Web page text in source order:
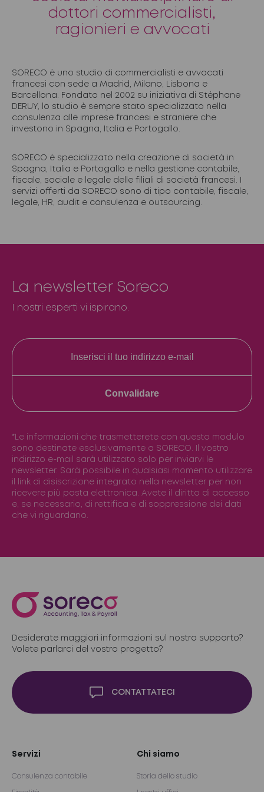
dottori commercialisti,
ragionieri e avvocati
SORECO è uno studio di commercialisti e avvocati
francesi con sede a Madrid, Milano, Lisbona e
Barcellona. Fondato nel 2002 su iniziativa di Stéphane
DERUY, lo studio è sempre stato specializzato nella
consulenza alle imprese francesi e straniere che
investono in Spagna, Italia e Portogallo.
SORECO è specializzato nella creazione di società in
Spagna, Italia e Portogallo e nella gestione contabile,
fiscale, sociale e legale delle filiali di società francesi. I
servizi offerti da SORECO sono di tipo contabile, fiscale,
legale, HR, audit e consulenza e outsourcing.
La newsletter Soreco
I nostri esperti vi ispirano.
Convalidare
*Le informazioni che trasmetterete con questo modulo
sono destinate esclusivamente a SORECO. Il vostro
indirizzo e-mail sarà utilizzato solo per inviarvi le
newsletter. Sarà possibile in qualsiasi momento utilizzare
il link di disiscrizione integrato nella newsletter per non
ricevere più posta elettronica. Avete il diritto di accesso
e, se necessario, di rettifica e di soppressione dei dati
che vi riguardano.
Desiderate maggiori informazioni sul nostro supporto?
Volete parlarci del vostro progetto?
CONTATTATECI
Servizi
Consulenza contabile
Chi siamo
Storia dello studio